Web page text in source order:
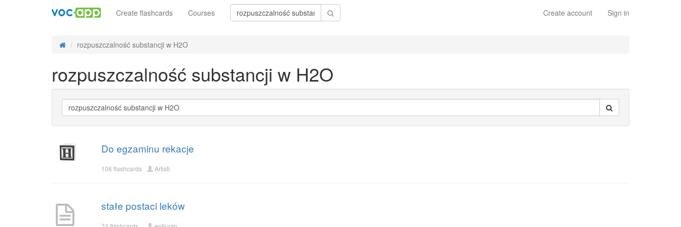
Create account Sign in
Create flashcards Courses
rozpuszczalność substancji w H2O
rozpuszczalność substancji w H2O
Do egzaminu rekacje
106 flashcards Artisti
stałe postaci leków